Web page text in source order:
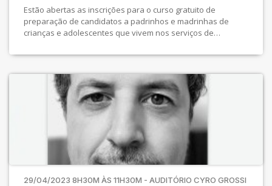
Estão abertas as inscrições para o curso gratuito de
preparação de candidatos a padrinhos e madrinhas de
crianças e adolescentes que vivem nos serviços de
29/04/2023 8H30M ÀS 11H30M - AUDITÓRIO CYRO GROSSI